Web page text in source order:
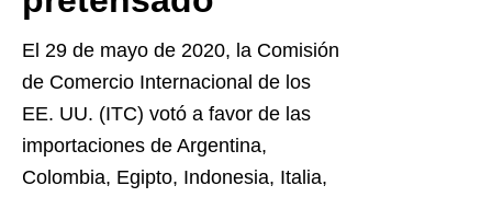
El 29 de mayo de 2020, la Comisión
de Comercio Internacional de los
EE. UU. (ITC) votó a favor de las
importaciones de Argentina,
Colombia, Egipto, Indonesia, Italia,